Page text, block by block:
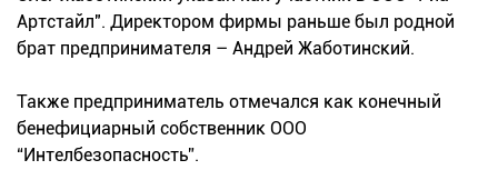
Артстайл". Директором фирмы раньше был родной
брат предпринимателя – Андрей Жаботинский.
Также предприниматель отмечался как конечный
бенефициарный собственник ООО
“Интелбезопасность”.